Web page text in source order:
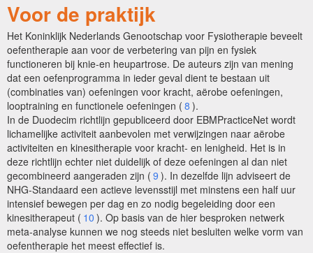
Voor de praktijk
Het Koninklijk Nederlands Genootschap voor Fysiotherapie beveelt
oefentherapie aan voor de verbetering van pijn en fysiek
functioneren bij knie-en heupartrose. De auteurs zijn van mening
dat een oefenprogramma in ieder geval dient te bestaan uit
(combinaties van) oefeningen voor kracht, aërobe oefeningen,
looptraining en functionele oefeningen ( 8 ).
In de Duodecim richtlijn gepubliceerd door EBMPracticeNet wordt
lichamelijke activiteit aanbevolen met verwijzingen naar aërobe
activiteiten en kinesitherapie voor kracht- en lenigheid. Het is in
deze richtlijn echter niet duidelijk of deze oefeningen al dan niet
gecombineerd aangeraden zijn ( 9 ). In dezelfde lijn adviseert de
NHG-Standaard een actieve levensstijl met minstens een half uur
intensief bewegen per dag en zo nodig begeleiding door een
kinesitherapeut ( 10 ). Op basis van de hier besproken netwerk
meta-analyse kunnen we nog steeds niet besluiten welke vorm van
oefentherapie het meest effectief is.